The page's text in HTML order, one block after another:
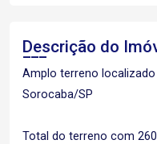
Descrição do
Amplo terreno localizado
Sorocaba/SP
Total do terreno com